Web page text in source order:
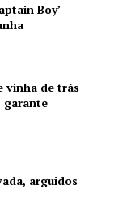
Boy’
vinha de trás
garante
arguidos